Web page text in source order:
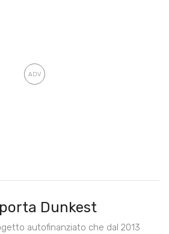
Dunkest
autofinanziato che dal 2013